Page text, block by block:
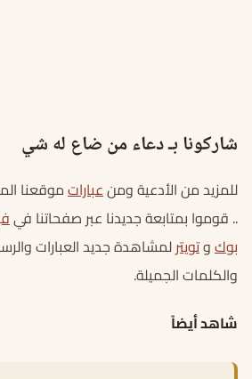
شاركونابـ دعاء من ضاع له شي
للمزيد من الأدعية ومنعباراتموقعنا
.. قوموا بمتابعة جديدنا عبر صفحاتنا في
بوكوتويترلمشاهدة جديد العبارات
والكلمات الجميلة.
شاهد أيضاً